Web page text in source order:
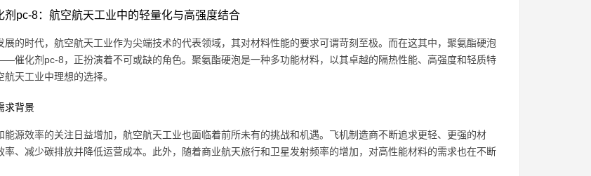
剂pc-8：航空航天工业中的轻量化与高强度结合
展的时代，航空航天工业作为尖端技术的代表领域，其对材料性能的要求可谓苛刻至极。而在这其中，聚氨酯硬泡
催化剂pc-8，正扮演着不可或缺的角色。聚氨酯硬泡是一种多功能材料，以其卓越的隔热性能、高强度和轻质特
天工业中理想的选择。
求背景
能源效率的关注日益增加，航空航天工业也面临着前所未有的挑战和机遇。飞机制造商不断追求更轻、更强的材
率、减少碳排放并降低运营成本。此外，随着商业航天旅行和卫星发射频率的增加，对高性能材料的需求也在不断